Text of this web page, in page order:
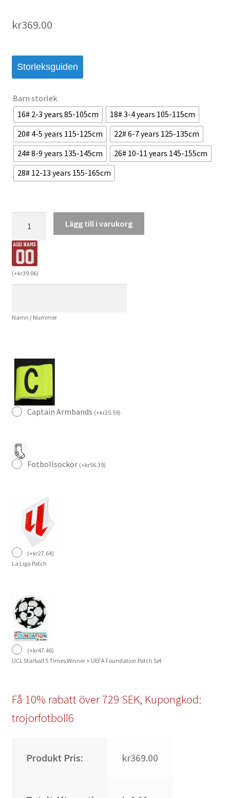
kr369.00
Storleksguiden
Barn storlek
16# 2-3 years 85-105cm
18# 3-4 years 105-115cm
20# 4-5 years 115-125cm
22# 6-7 years 125-135cm
24# 8-9 years 135-145cm
26# 10-11 years 145-155cm
28# 12-13 years 155-165cm
Barcelona
Barn
Hemmaställ
2025/26
–
9
Fotbollströja
Shorts
mängd
Lägg till i varukorg
(+kr39.06)
Namn / Nummer
Captain Armbands (+kr25.59)
Fotbollsockor (+kr56.39)
(+kr27.64)
La Liga Patch
(+kr47.46)
UCL Starball 5 Times Winner + UEFA Foundation Patch Set
Få 10% rabatt över 729 SEK, Kupongkod:
trojorfotboll6
Produkt Pris: kr369.00